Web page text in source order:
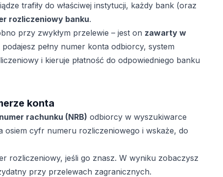
trafiły do właściwej instytucji, każdy bank (oraz
rozliczeniowy banku.
przy zwykłym przelewie – jest on zawarty w
podajesz pełny numer konta odbiorcy, system
i kieruje płatność do odpowiedniego banku
konta
rachunku (NRB) odbiorcy w wyszukiwarce
cyfr numeru rozliczeniowego i wskaże, do
rozliczeniowy, jeśli go znasz. W wyniku zobaczysz
przy przelewach zagranicznych.